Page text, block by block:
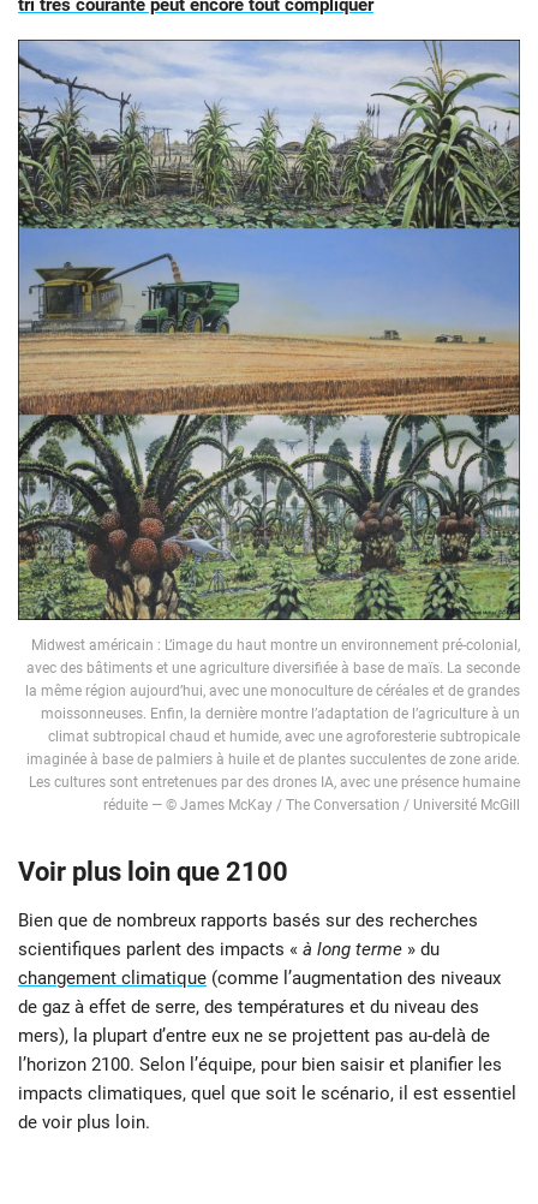
tri très courante peut encore tout compliquer
Midwest américain : L’image du haut montre un environnement pré-colonial,
avec des bâtiments et une agriculture diversifiée à base de maïs. La seconde
la même région aujourd’hui, avec une monoculture de céréales et de grandes
moissonneuses. Enfin, la dernière montre l’adaptation de l’agriculture à un
climat subtropical chaud et humide, avec une agroforesterie subtropicale
imaginée à base de palmiers à huile et de plantes succulentes de zone aride.
Les cultures sont entretenues par des drones IA, avec une présence humaine
réduite — © James McKay / The Conversation / Université McGill
Voir plus loin que 2100
Bien que de nombreux rapports basés sur des recherches
scientifiques parlent des impacts « à long terme » du
changement climatique (comme l’augmentation des niveaux
de gaz à effet de serre, des températures et du niveau des
mers), la plupart d’entre eux ne se projettent pas au-delà de
l’horizon 2100. Selon l’équipe, pour bien saisir et planifier les
impacts climatiques, quel que soit le scénario, il est essentiel
de voir plus loin.